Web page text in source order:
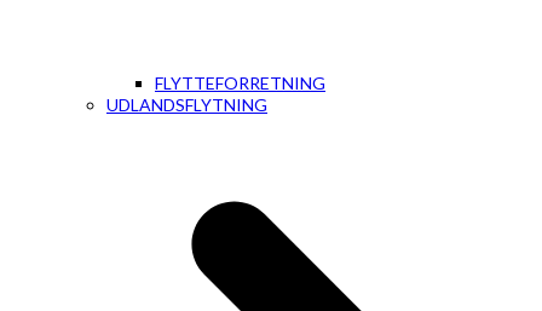
FLYTTEFORRETNING
UDLANDSFLYTNING